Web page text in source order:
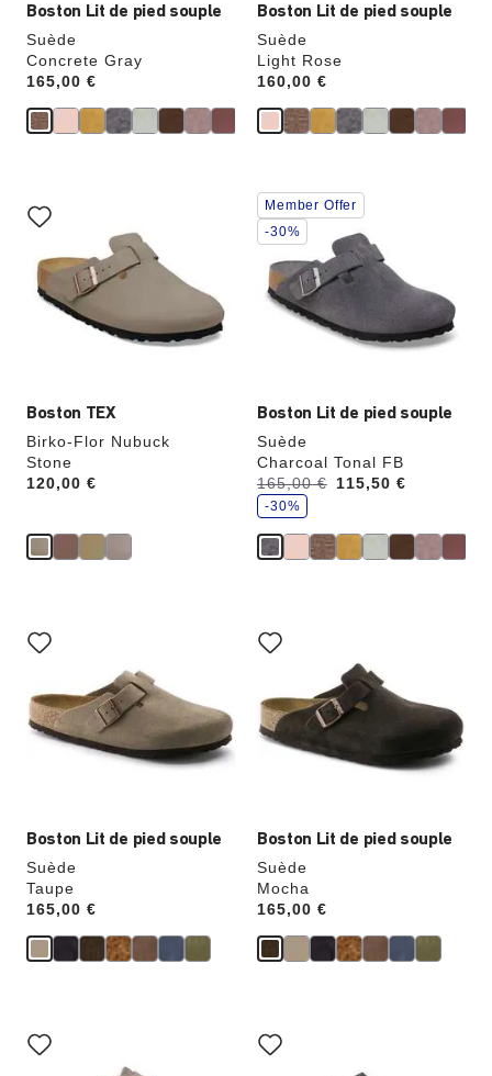
Boston Lit de pied souple
Suède
Concrete Gray
Price:
165,00 €
Boston Lit de pied souple
Suède
Light Rose
Price:
160,00 €
Boston TEX
Birko-Flor Nubuck
Stone
Price:
120,00 €
sur
les
échantillons
de
couleurs
modifiera
Boston Lit de pied souple
Suède
Charcoal Tonal FB
Avant:
165,00 €
à 115,50 €
é
c
o
n
o
m
i
-30%
Cliquer
sur
les
échantillons
couleurs
modifiera
Member Offer
-30%
Boston Lit de pied souple
Suède
Taupe
Price:
165,00 €
sur
les
échantillons
de
couleurs
modifiera
Boston Lit de pied souple
Suède
Mocha
Price:
165,00 €
sur
les
échantillons
de
couleurs
modifiera
l’image
sur
les
sur
les